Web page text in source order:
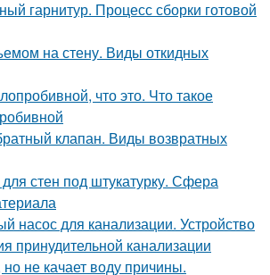
гарнитур. Процесс сборки готовой
на стену. Виды откидных
что это. Что такое
клапан. Виды возвратных
для стен под штукатурку. Сфера
насос для канализации. Устройство
принудительной канализации
но не качает воду причины.